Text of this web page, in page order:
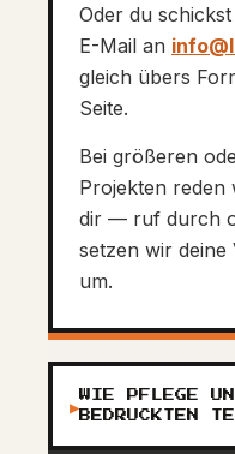
Oder du
E-Mail an
gleich übers
Seite.
Bei größeren
Projekten reden
dir — ruf durch
setzen wir
um.
▶
WIE PFLEGE
BEDRUCKTEN